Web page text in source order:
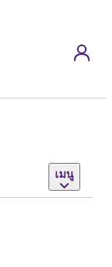
เมนู